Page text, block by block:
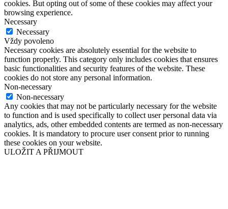
cookies. But opting out of some of these cookies may affect your
browsing experience.
Necessary
Necessary
Vždy povoleno
Necessary cookies are absolutely essential for the website to
function properly. This category only includes cookies that ensures
basic functionalities and security features of the website. These
cookies do not store any personal information.
Non-necessary
Non-necessary
Any cookies that may not be particularly necessary for the website
to function and is used specifically to collect user personal data via
analytics, ads, other embedded contents are termed as non-necessary
cookies. It is mandatory to procure user consent prior to running
these cookies on your website.
ULOŽIT A PŘIJMOUT